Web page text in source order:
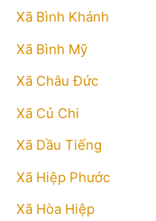
Xã Bình Khánh
Xã Bình Mỹ
Xã Châu Đức
Xã Củ Chi
Xã Dầu Tiếng
Xã Hiệp Phước
Xã Hòa Hiệp